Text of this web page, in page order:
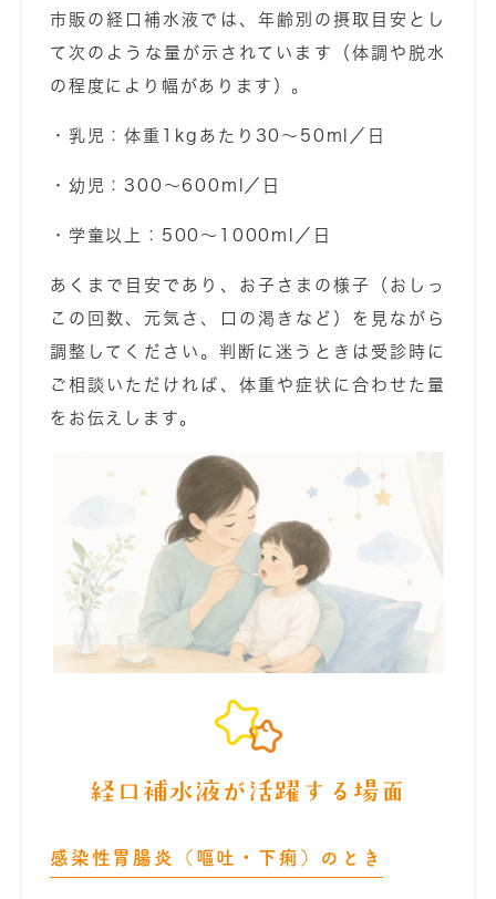
市販の経口補水液では、年齢別の摂取目安とし
て次のような量が示されています（体調や脱水
の程度により幅があります）。
・乳児：体重1kgあたり30〜50ml／日
・幼児：300〜600ml／日
・学童以上：500〜1000ml／日
あくまで目安であり、お子さまの様子（おしっ
この回数、元気さ、口の渇きなど）を見ながら
調整してください。判断に迷うときは受診時に
ご相談いただければ、体重や症状に合わせた量
をお伝えします。
経口補水液が活躍する場面
感染性胃腸炎（嘔吐・下痢）のとき